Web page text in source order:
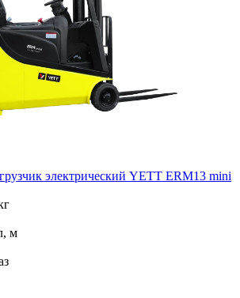
электрический YETT ERM13 mini
м